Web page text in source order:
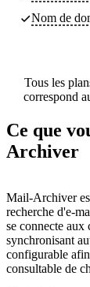
Nom de
Tous les
correspond
Ce que
Archiver
Mail-Archiver
recherche d'e-
se connecte
synchronisant
configurable
consultable de